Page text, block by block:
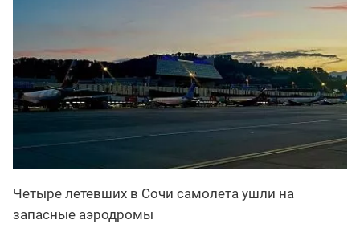
Четыре летевших в Сочи самолета ушли на
запасные аэродромы